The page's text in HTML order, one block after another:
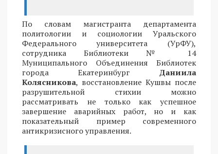
По словам магистранта департамента
политологии и социологии Уральского
Федерального университета (УрФУ),
сотрудника Библиотеки № 14
Муниципального Объединения Библиотек
города Екатеринбург Даниила
Колясникова, восстановление Кушвы после
разрушительной стихии можно
рассматривать не только как успешное
завершение аварийных работ, но и как
показательный пример современного
антикризисного управления.